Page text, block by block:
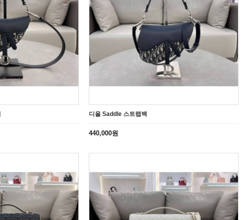
디올 Saddle 스트랩백
440,000원